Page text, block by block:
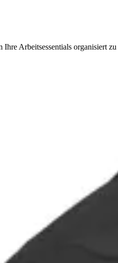
Arbeitsessentials organisiert zu